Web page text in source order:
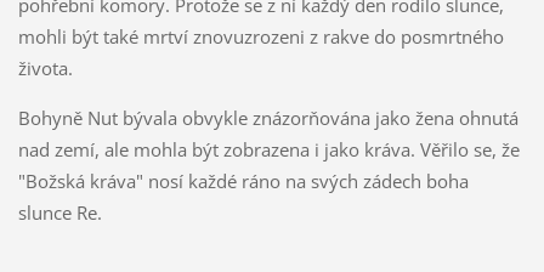
mohli být také mrtví znovuzrozeni z rakve do posmrtného
života.
Bohyně Nut bývala obvykle znázorňována jako žena ohnutá
nad zemí, ale mohla být zobrazena i jako kráva. Věřilo se, že
"Božská kráva" nosí každé ráno na svých zádech boha
slunce Re.